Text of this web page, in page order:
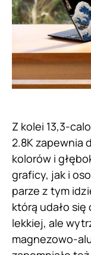
Z kolei 13,3-
2.8K zapewnia
kolorów i
graficy, jak i
parze z tym
którą udało
lekkiej, ale
magnezowo-